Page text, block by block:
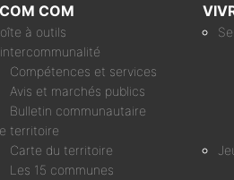
COM
à outils
Compétences et services
Avis et marchés publics
Bulletin communautaire
territoire
Carte du territoire
Les 15 communes